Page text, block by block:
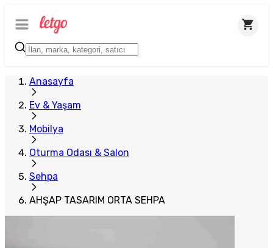
Anasayfa
Ev & Yaşam
Mobilya
Oturma Odası & Salon
Sehpa
AHŞAP TASARIM ORTA SEHPA
Plus Satıcı